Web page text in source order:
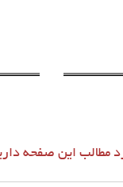
مطالب این صفحه